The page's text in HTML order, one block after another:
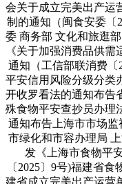
会关于成立完美出产运
制的通知（闽食安委〔
委 商务部 文化和旅逛
《关于加强消费品供
通知（工信部联消费〔
平安信用风险分级分类
开收罗看法的通知布告
殊食物平安查抄员办理
通知布告上海市市场
市绿化和市容办理局
发《上海市食物平
〔2025〕9号)福建省
建省成立完美出产运营